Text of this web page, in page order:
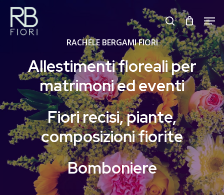
Skip
main
search
RACHELE BERGAMI FIORI
Allestimentiflorealiper
matrimoniedeventi
Fiorirecisi,piante,
composizionifiorite
Bomboniere
Close
Menu